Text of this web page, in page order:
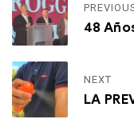
48
NEXT
LA